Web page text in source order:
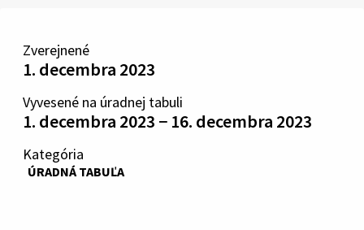
Zverejnené
1. decembra 2023
Vyvesené na úradnej tabuli
1. decembra 2023 − 16. decembra 2023
Kategória
ÚRADNÁ TABUĽA